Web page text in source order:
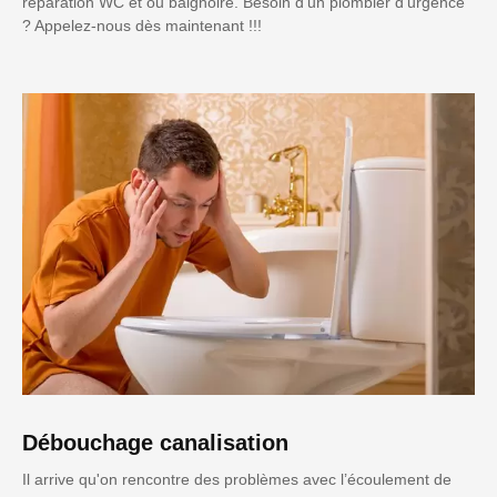
? Appelez-nous dès maintenant !!!
Débouchage canalisation
Il arrive qu'on rencontre des problèmes avec l’écoulement de